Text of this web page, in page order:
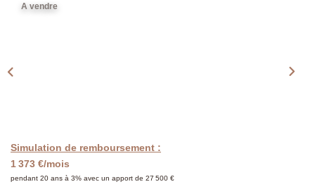
EXTRANET
A vendre
Simulation de remboursement :
1 373 €/mois
pendant 20 ans à 3% avec un apport de 27 500 €